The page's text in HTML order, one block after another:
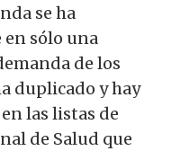
se ha
sólo una
de los
duplicado y hay
las listas de
de Salud que